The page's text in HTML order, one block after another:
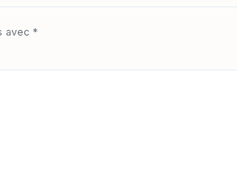
avec *